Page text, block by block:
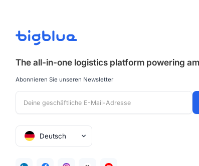
The all-in-one logistics platform powering
Abonnieren Sie unseren Newsletter
Deutsch